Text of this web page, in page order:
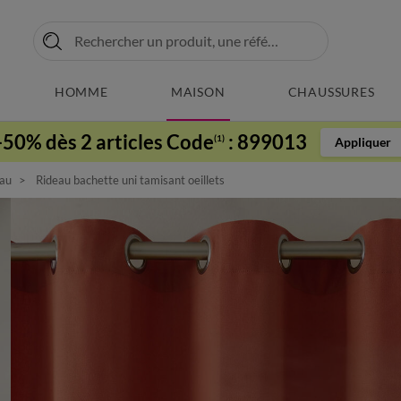
HOMME MAISON CHAUSSURES
dès 2 articles Code(1) : 899013 Appliquer
Rideau bachette uni tamisant oeillets